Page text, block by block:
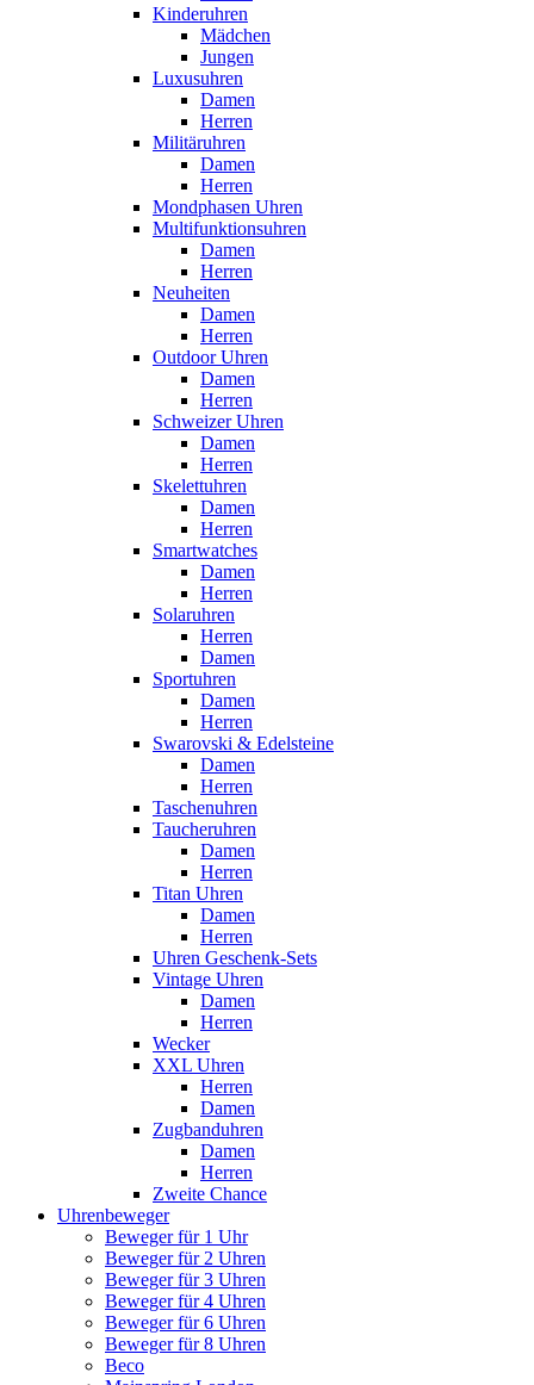
Kinderuhren
Mädchen
Jungen
Luxusuhren
Damen
Herren
Militäruhren
Damen
Herren
Mondphasen Uhren
Multifunktionsuhren
Damen
Herren
Neuheiten
Damen
Herren
Outdoor Uhren
Damen
Herren
Schweizer Uhren
Damen
Herren
Skelettuhren
Damen
Herren
Smartwatches
Damen
Herren
Solaruhren
Herren
Damen
Sportuhren
Damen
Herren
Swarovski & Edelsteine
Damen
Herren
Taschenuhren
Taucheruhren
Damen
Herren
Titan Uhren
Damen
Herren
Uhren Geschenk-Sets
Vintage Uhren
Damen
Herren
Wecker
XXL Uhren
Herren
Damen
Zugbanduhren
Damen
Herren
Zweite Chance
Uhrenbeweger
Beweger für 1 Uhr
Beweger für 2 Uhren
Beweger für 3 Uhren
Beweger für 4 Uhren
Beweger für 6 Uhren
Beweger für 8 Uhren
Beco